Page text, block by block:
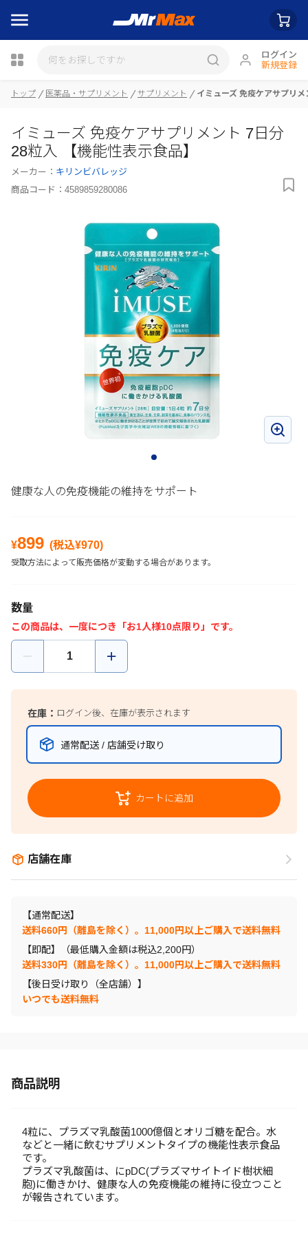
ログイン
新規登録
瓶詰
トップ 医薬品・サプリメント サプリメント イミューズ 免疫ケアサプリ
イミューズ 免疫ケアサプリメント 7日分
28粒入 【機能性表示食品】
メーカー： キリンビバレッジ
商品コード： 4589859280086
健康な人の免疫機能の維持をサポート
¥899 (税込¥970)
受取方法によって販売価格が変動する場合があります。
数量
この商品は、一度につき「お1人様10点限り」です。
在庫： ログイン後、在庫が表示されます
通常配送 / 店舗受け取り
カートに追加
店舗在庫
【通常配送】
送料660円（離島を除く）。11,000円以上ご購入で送料無料
【即配】（最低購入金額は税込2,200円）
送料330円（離島を除く）。11,000円以上ご購入で送料無料
【後日受け取り（全店舗）】
いつでも送料無料
商品説明
4粒に、プラズマ乳酸菌1000億個とオリゴ糖を配合。水
などと一緒に飲むサプリメントタイプの機能性表示食品
です。
プラズマ乳酸菌は、にpDC(プラズマサイトイド樹状細
胞)に働きかけ、健康な人の免疫機能の維持に役立つこと
が報告されています。